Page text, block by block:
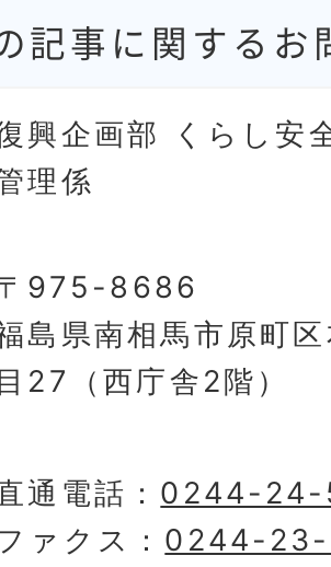
記事に関するお
興企画部 くらし安
理係
975-8686
島県南相馬市原町
目27（西庁舎2階）
通電話： 0244-
ァクス： 0244-23-